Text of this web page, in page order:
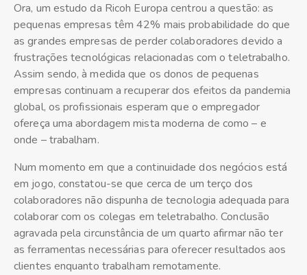
Ora, um estudo da Ricoh Europa centrou a questão: as
pequenas empresas têm 42% mais probabilidade do que
as grandes empresas de perder colaboradores devido a
frustrações tecnológicas relacionadas com o teletrabalho.
Assim sendo, à medida que os donos de pequenas
empresas continuam a recuperar dos efeitos da pandemia
global, os profissionais esperam que o empregador
ofereça uma abordagem mista moderna de como – e
onde – trabalham.
Num momento em que a continuidade dos negócios está
em jogo, constatou-se que cerca de um terço dos
colaboradores não dispunha de tecnologia adequada para
colaborar com os colegas em teletrabalho. Conclusão
agravada pela circunstância de um quarto afirmar não ter
as ferramentas necessárias para oferecer resultados aos
clientes enquanto trabalham remotamente.